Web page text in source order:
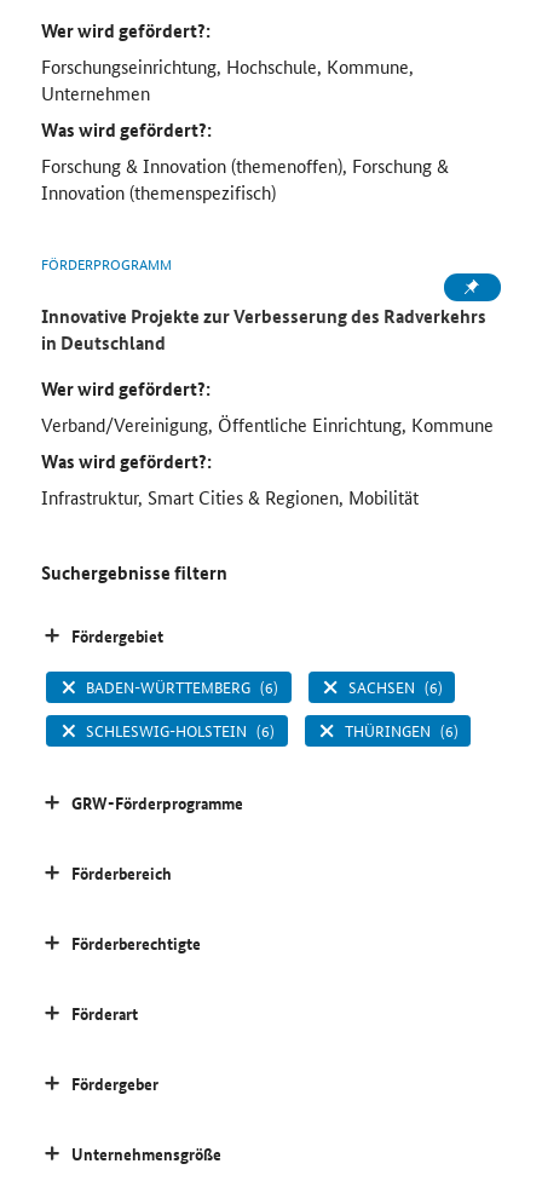
Wer wird gefördert?:
Forschungseinrichtung, Hochschule, Kommune,
Unternehmen
Was wird gefördert?:
Forschung & Innovation (themenoffen), Forschung &
Innovation (themenspezifisch)
FÖRDERPROGRAMM
Innovative Projekte zur Verbesserung des Radverkehrs
in Deutschland
Wer wird gefördert?:
Verband/Vereinigung, Öffentliche Einrichtung, Kommune
Was wird gefördert?:
Infrastruktur, Smart Cities & Regionen, Mobilität
Suchergebnisse filtern
Fördergebiet
BADEN-WÜRTTEMBERG (6) SACHSEN (6)
SCHLESWIG-HOLSTEIN (6) THÜRINGEN (6)
GRW-Förderprogramme
Förderbereich
Förderberechtigte
Förderart
Fördergeber
Unternehmensgröße